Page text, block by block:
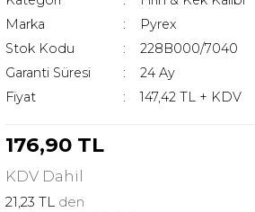
Marka
Pyrex
Stok Kodu
228B000/7040
Garanti Süresi
24 Ay
Fiyat
147,42 TL + KDV
176,90 TL
KDV Dahil
21,23 TL den